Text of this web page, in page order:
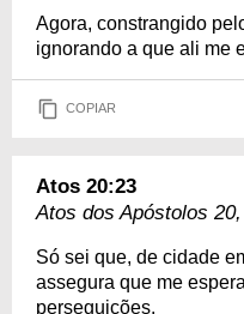
Agora, constrangido
ignorando a que ali me
COPIAR
Atos 20:23
Atos dos Apóstolos
Só sei que, de cidade
assegura que me
perseguições.